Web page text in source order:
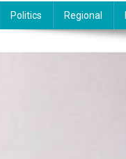
Politics Regional